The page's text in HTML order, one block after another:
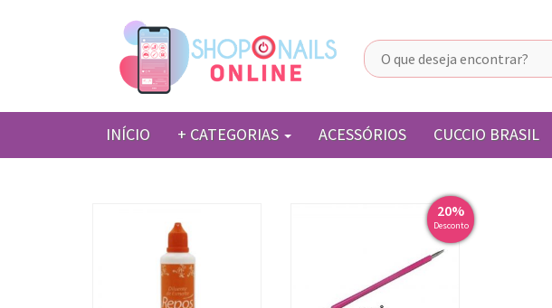
Pular para o conteúdo
INÍCIO + CATEGORIAS ACESSÓRIOS CUCCIO BRASIL
20%
Desconto